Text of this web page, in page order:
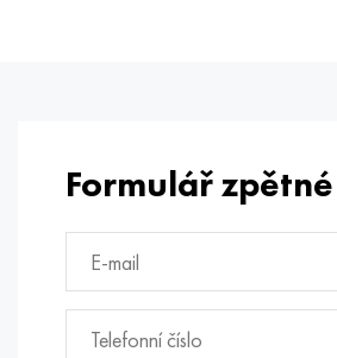
Formulář
Hastelloy b3
Hastelloy c4
Hastelloy C22
40G, 40Mn4, AISI 1035
38XM, 42CrMo4, AISI 1,7225
40HH, 36NiCr6, AISI 3135